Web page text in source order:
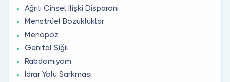
Ağrılı Cinsel İlişki Disparoni
Menstrüel Bozukluklar
Menopoz
Genital Siğil
Rabdomiyom
İdrar Yolu Sarkması